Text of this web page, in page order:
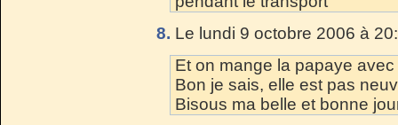
8. Le lundi 9 octobre 2006 à
Et on mange la papaye
Bon je sais, elle est pas
Bisous ma belle et bonne